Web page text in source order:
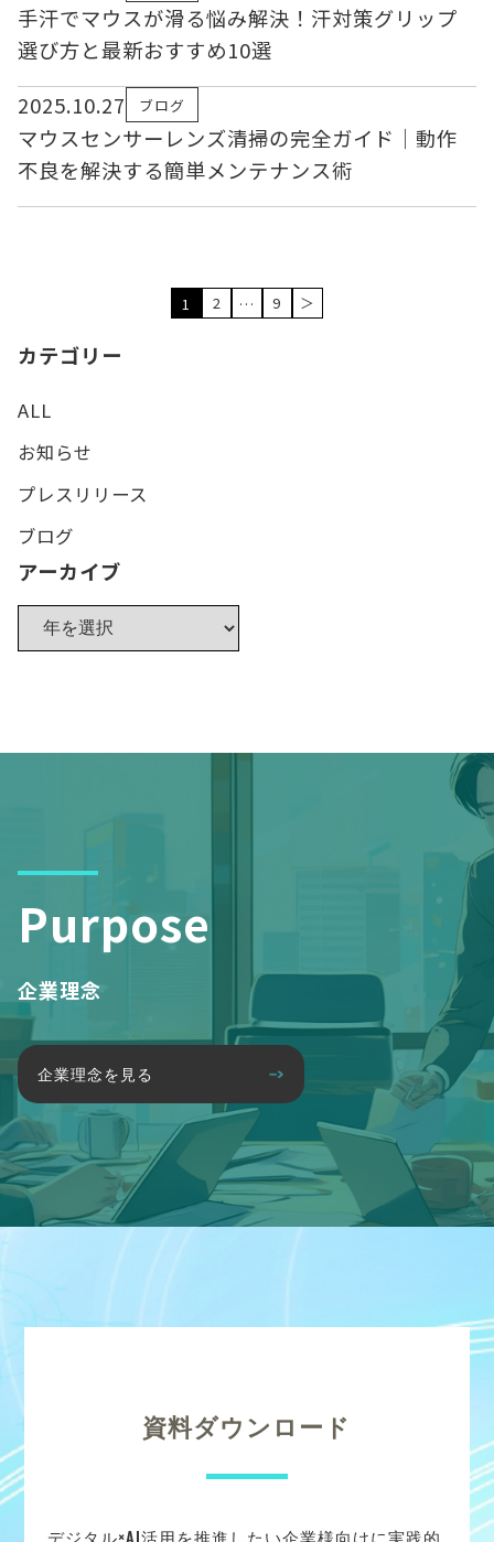
手汗でマウスが滑る悩み解決！汗対策グリップ
選び方と最新おすすめ10選
2025.10.27
ブログ
マウスセンサーレンズ清掃の完全ガイド｜動作
不良を解決する簡単メンテナンス術
1 2 … 9 ＞
カテゴリー
ALL
お知らせ
プレスリリース
ブログ
アーカイブ
Purpose
企業理念
企業理念を見る
資料ダウンロード
デジタル×AI活用を推進したい企業様向けに実践的